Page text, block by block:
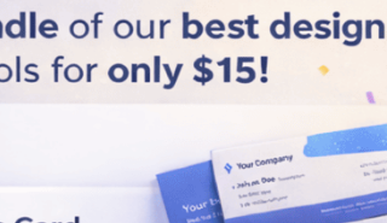
Similar logos